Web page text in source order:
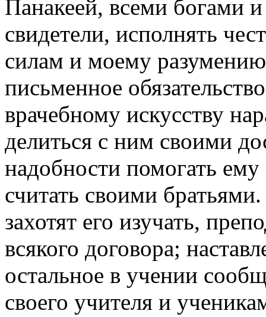
Панакеей, всеми богами
свидетели, исполнять
силам и моему
письменное
врачебному искусству
делиться с ним своими
надобности помогать
считать своими
захотят его изучать,
всякого договора;
остальное в учении
своего учителя и